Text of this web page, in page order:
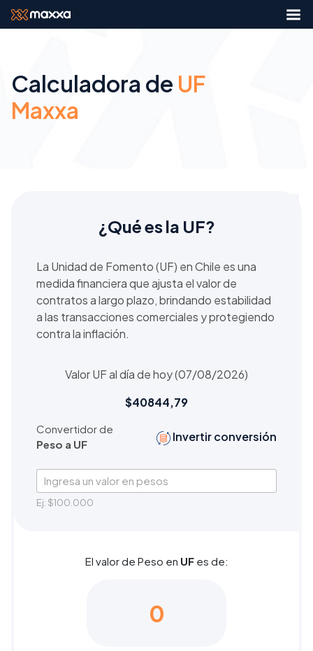
Calculadora de UF
Maxxa
¿Qué es la UF?
La Unidad de Fomento (UF) en Chile es una
medida financiera que ajusta el valor de
contratos a largo plazo, brindando estabilidad
a las transacciones comerciales y protegiendo
contra la inflación.
Valor UF al día de hoy (07/08/2026)
$40844,79
Convertidor de
Peso a UF
Invertir conversión
Ingresa un valor en pesos
Ej: $100.000
El valor de Peso en UFes de:
0